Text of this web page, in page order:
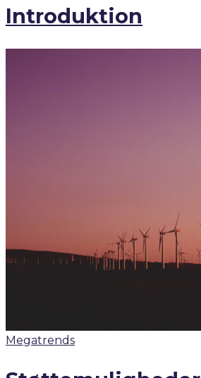
Introduktion
Megatrends